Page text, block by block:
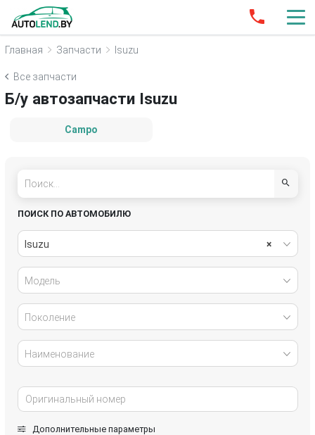
Главная Запчасти Isuzu
Все запчасти
Б/у автозапчасти Isuzu
Campo
ПОИСК ПО АВТОМОБИЛЮ
×
Isuzu
Модель
Поколение
Наименование
Дополнительные параметры